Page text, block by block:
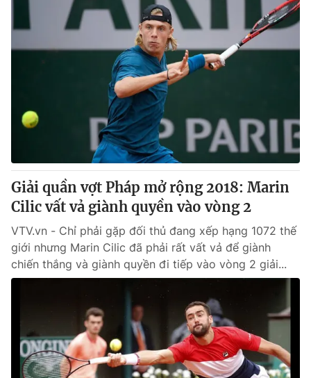
Liên hệ quảng cáo:024-7300.7108
® Cấm sao chép dưới mọi hình thức nếu không có sự chấp
thông tin từ website này.
Giải quần vợt Pháp mở rộng 2018: Marin
Cilic vất vả giành quyền vào vòng 2
VTV.vn - Chỉ phải gặp đối thủ đang xếp hạng 1072 thế
giới nhưng Marin Cilic đã phải rất vất vả để giành
chiến thắng và giành quyền đi tiếp vào vòng 2 giải...